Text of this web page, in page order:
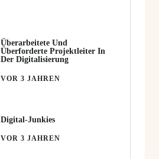
Überarbeitete Und
Überforderte Projektleiter In
Der Digitalisierung
VOR 3 JAHREN
Digital-Junkies
VOR 3 JAHREN